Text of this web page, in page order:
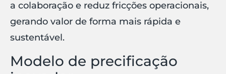
a colaboração e reduz fricções operacionais,
gerando valor de forma mais rápida e
sustentável.
Modelo de precificação